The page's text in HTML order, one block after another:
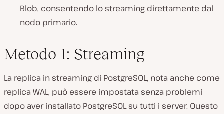
Blob, consentendo lo streaming direttamente dal
nodo primario.
Metodo 1: Streaming
La replica in streaming di PostgreSQL, nota anche come
replica WAL, può essere impostata senza problemi
dopo aver installato PostgreSQL su tutti i server. Questo